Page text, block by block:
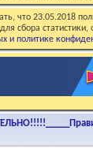
что 23.05.2018
сбора
и политике